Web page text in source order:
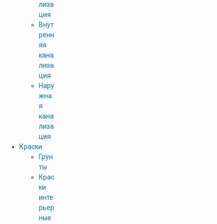
лиза
ция
Внут
ренн
яя
кана
лиза
ция
Нару
жна
я
кана
лиза
ция
Краски
Грун
ты
Крас
ки
инте
рьер
ные